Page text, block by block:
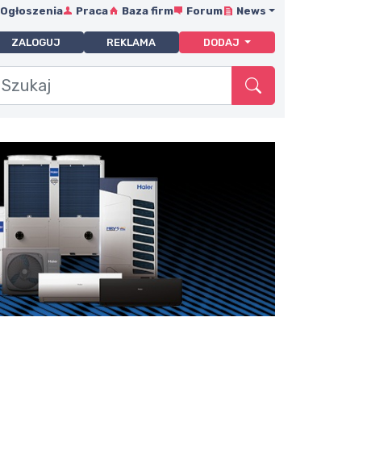
Ogłoszenia Praca Baza firm Forum News
ZALOGUJ REKLAMA DODAJ